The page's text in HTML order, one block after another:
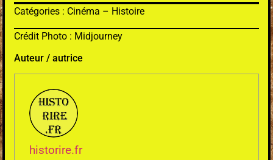
Catégories : Cinéma – Histoire
Crédit Photo : Midjourney
Auteur / autrice
historire.fr